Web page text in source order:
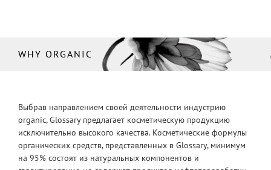
WHY ORGANIC
Выбрав направлением своей деятельности индустрию
organic, Glossary предлагает косметическую продукцию
исключительно высокого качества. Косметические формулы
органических средств, представленных в Glossary, минимум
на 95% состоят из натуральных компонентов и